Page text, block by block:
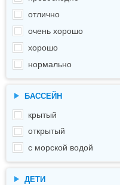
отлично
очень хорошо
хорошо
нормально
БАССЕЙН
крытый
открытый
с морской водой
ДЕТИ